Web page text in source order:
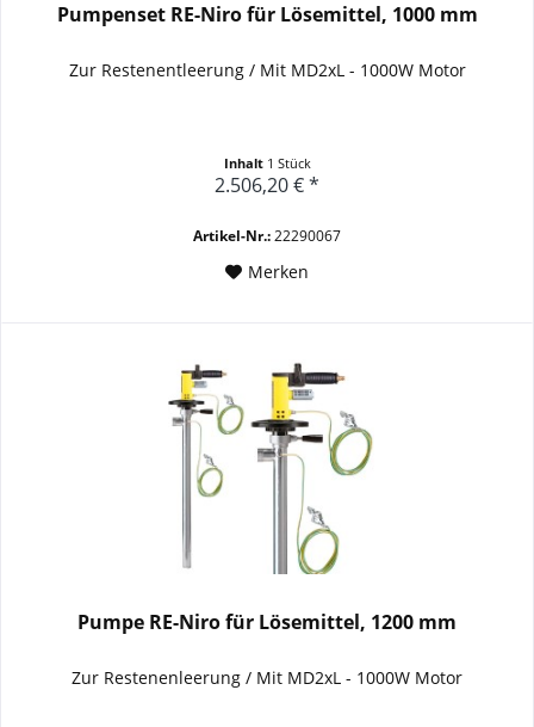
Pumpenset RE-Niro für Lösemittel, 1000 mm
Zur Restenentleerung / Mit MD2xL - 1000W Motor
Inhalt 1 Stück
2.506,20 € *
Artikel-Nr.:22290067
Merken
Pumpe RE-Niro für Lösemittel, 1200 mm
Zur Restenenleerung / Mit MD2xL - 1000W Motor